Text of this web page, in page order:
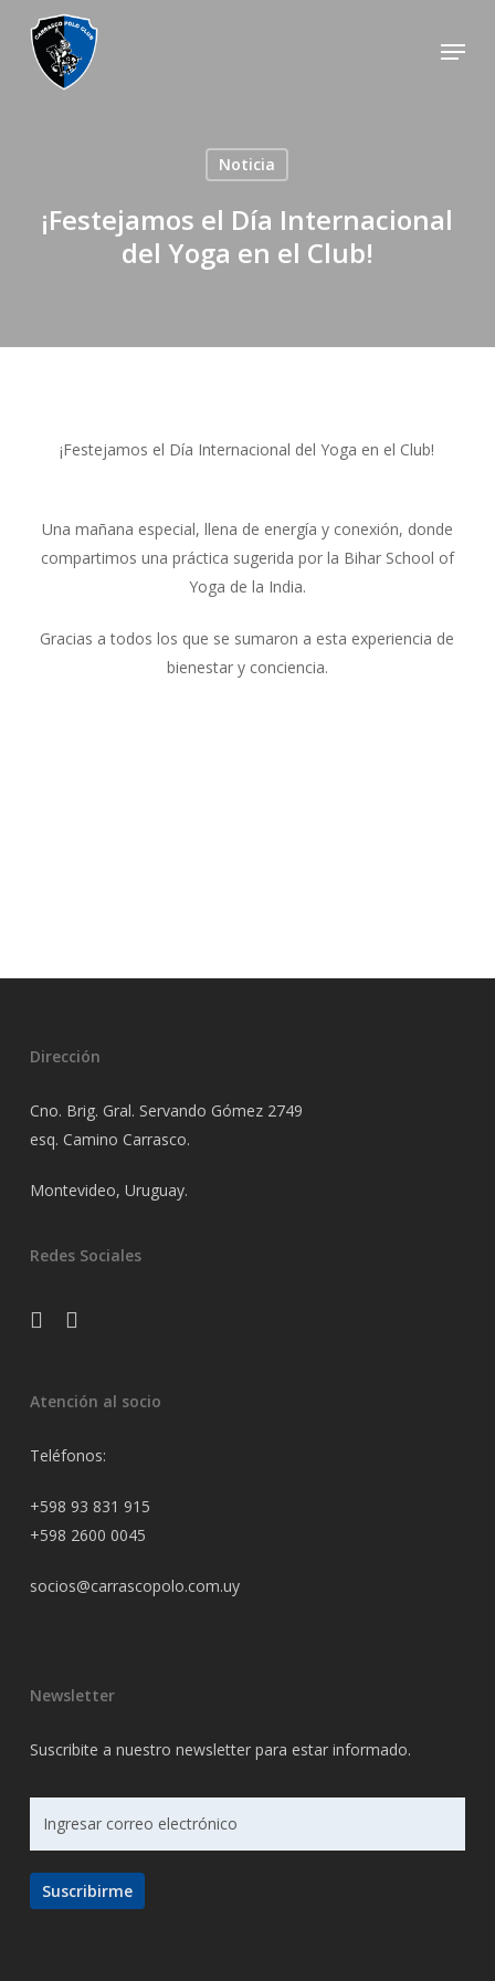
Menu
Noticia
¡Festejamos el Día Internacional
del Yoga en el Club!
¡Festejamos el Día Internacional del Yoga en el Club!
Una mañana especial, llena de energía y conexión, donde
compartimos una práctica sugerida por la Bihar School of
Yoga de la India.
Gracias a todos los que se sumaron a esta experiencia de
bienestar y conciencia.
Dirección
Cno. Brig. Gral. Servando Gómez 2749
esq. Camino Carrasco.
Montevideo, Uruguay.
Redes Sociales
facebookinstagram
Atención al socio
Teléfonos:
+598 93 831 915
+598 2600 0045
socios@carrascopolo.com.uy
Newsletter
Suscribite a nuestro newsletter para estar informado.